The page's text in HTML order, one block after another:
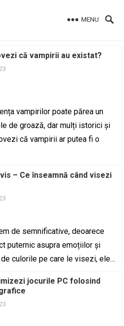
MENU
că vampirii au existat?
vampirilor poate părea un
de groază, dar mulți istorici și
că vampirii ar putea fi o
– Ce înseamnă când visezi
de semnificative, deoarece
puternic asupra emoțiilor și
culorile pe care le visezi, ele…
jocurile PC folosind